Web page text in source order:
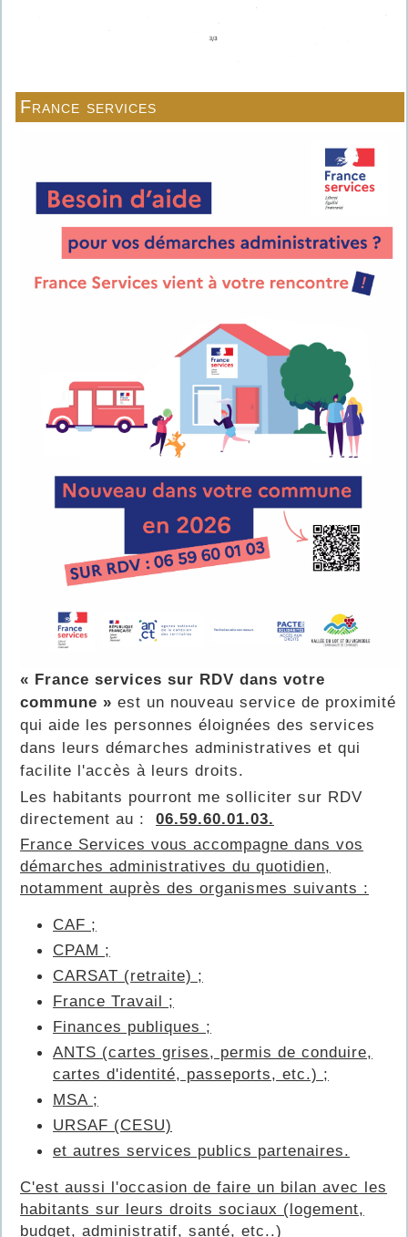
France services
« France services sur RDV dans votre
commune » est un nouveau service de proximité
qui aide les personnes éloignées des services
dans leurs démarches administratives et qui
facilite l'accès à leurs droits.
Les habitants pourront me solliciter sur RDV
directement au : 06.59.60.01.03.
France Services vous accompagne dans vos
démarches administratives du quotidien,
notamment auprès des organismes suivants :
CAF ;
CPAM ;
CARSAT (retraite) ;
France Travail ;
Finances publiques ;
ANTS (cartes grises, permis de conduire,
cartes d'identité, passeports, etc.) ;
MSA ;
URSAF (CESU)
et autres services publics partenaires.
C'est aussi l'occasion de faire un bilan avec les
habitants sur leurs droits sociaux (logement,
budget, administratif, santé, etc..)